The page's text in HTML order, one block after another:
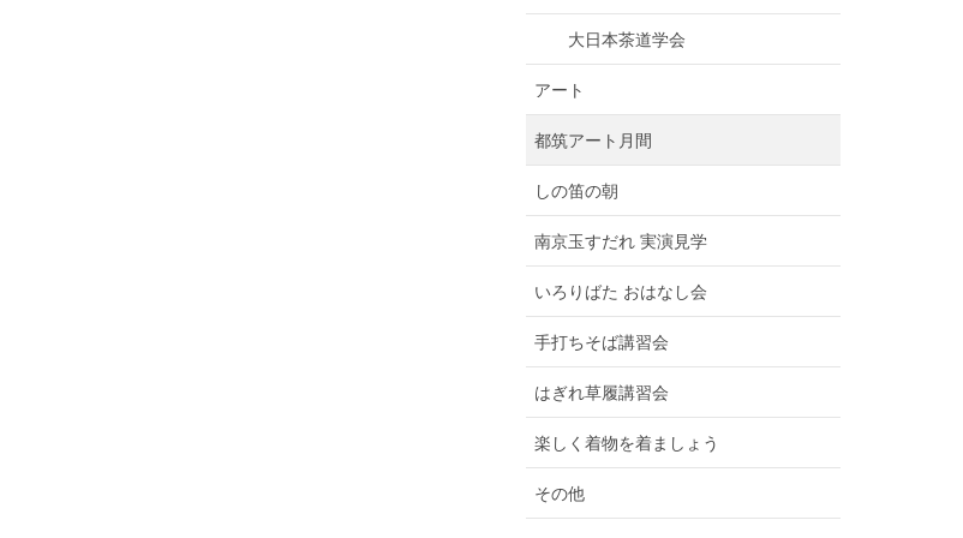
大日本茶道学会
アート
都筑アート月間
しの笛の朝
南京玉すだれ 実演見学
いろりばた おはなし会
手打ちそば講習会
はぎれ草履講習会
楽しく着物を着ましょう
その他